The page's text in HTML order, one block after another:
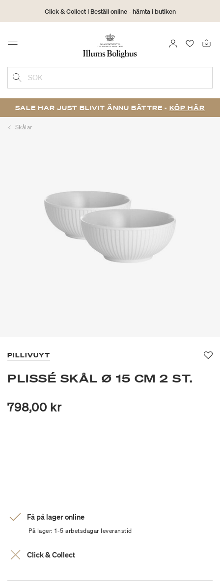
Click & Collect | Beställ online - hämta i butiken
30 dagars returrätt
Menu LOGGA IN
SÖK
SALE HAR JUST BLIVIT ÄNNU BÄTTRE - KÖP HÄR
Skålar
PILLIVUYT
PLISSÉ SKÅL Ø 15 CM 2 ST.
798,00 kr
Få på lager online
På lager: 1-5 arbetsdagar leveranstid
Click & Collect